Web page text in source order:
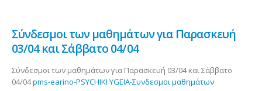
Σύνδεσμοι των μαθημάτων για Παρασκευή
03/04 και Σάββατο 04/04
Σύνδεσμοι των μαθημάτων για Παρασκευή 03/04 και Σάββατο
04/04pms-earino-PSYCHIKI YGEIA-Συνδεσμοι μαθημάτων